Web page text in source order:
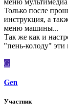
Только после
инструкция, а
меню машины...
Так же как и
"пень-колоду" эти
G
Gen
Участник